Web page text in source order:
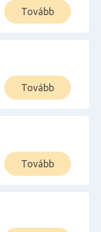
Tovább
Tovább
Tovább